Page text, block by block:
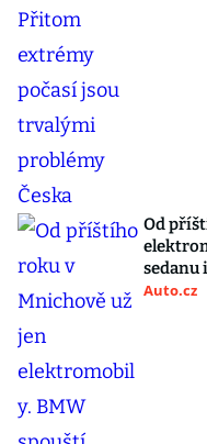
Od
sedanu
Auto.cz